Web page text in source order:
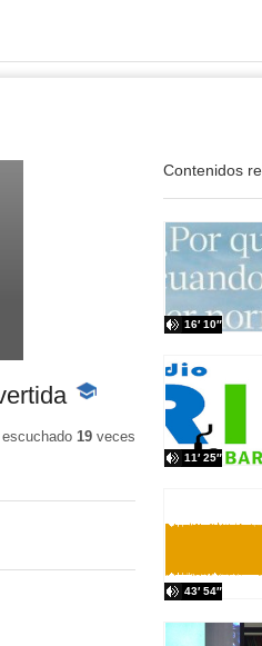
-
educativo
escuchado 19veces
Contenidos
16′ 10″
11′ 25″
43′ 54″